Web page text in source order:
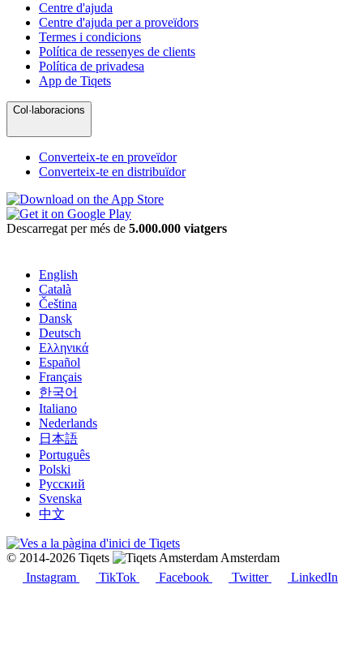
Centre d'ajuda
Centre d'ajuda per a proveïdors
Termes i condicions
Política de ressenyes de clients
Política de privadesa
App de Tiqets
Col·laboracions
Converteix-te en proveïdor
Converteix-te en distribuïdor
Descarregat per més de 5.000.000 viatgers
English
Català
Čeština
Dansk
Deutsch
Ελληνικά
Español
Français
한국어
Italiano
Nederlands
日本語
Português
Polski
Русский
Svenska
中文
© 2014-2026 Tiqets
Amsterdam
Instagram
TikTok Facebook Twitter LinkedIn